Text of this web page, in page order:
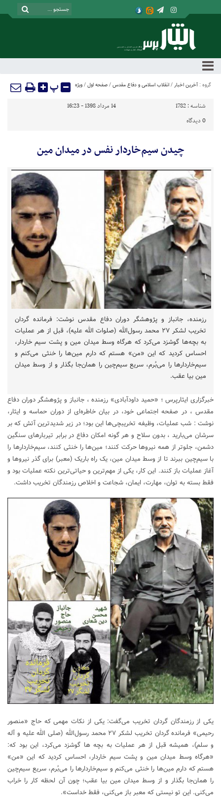
گروه : آخرین اخبار / انقلاب اسلامی و دفاع مقدس / صفحه اول / ویژه پ
شناسه : 1782
14 مرداد 1398 - 16:23
0 دیدگاه
چیدن سیم‌خاردار نفس در میدان مین
رزمنده، جانباز و پژوهشگر دوران دفاع مقدس نوشت: فرمانده گردان
تخریب لشکر ۲۷ محمد رسول‌الله (صلوات الله علیه)، قبل از هر عملیات
به بچه‌ها گوشزد می‌کرد که هرگاه وسط میدان مین و پشت سیم خاردار،
احساس کردید که این «من» هستم که دارم مین‌ها را خنثی می‌کنم و
سیم‌خاردار‌ها را می‌بُرم، سریع سیم‌چین را همان‌جا بگذار و از وسط میدان
مین بیا عقب.
خبرگزاری ایثارپرس ؛ «حمید داودآبادی» رزمنده ، جانباز و پژوهشگر دوران دفاع
مقدس ، در صفحه اجتماعی خود، در بیان خاطره‌ای از دوران حماسه و ایثار،
نوشت : شب عملیات، وظیفه تخریبچی‌ها این بود؛ در زیر شدیدترین آتش که بر
سرشان می‌بارید ، بدون سلاح و هر گونه امکان دفاع در برابر تیربارهای سنگین
دشمن، جلوتر از همه نیروها حرکت کنند؛ مین‌ها را خنثی کنند، سیم‌خاردارها را
با سیم‌چین ببرند تا از وسط میدان مین، یک راه باریک (معبر) برای گذر نیروها و
آغاز عملیات باز کنند. این کار، یکی از مهم‌ترین و حیاتی‌ترین نکته عملیات بود و
فقط بسته به توان، مهارت، ایمان، شجاعت و اخلاص رزمندگان تخریب داشت.
یکی از رزمندگان گردان تخریب می‌گفت: یکی از نکات مهمی که حاج «منصور
رحیمی» فرمانده گردان تخریب لشکر ۲۷ محمد رسول‌الله (صلی الله علیه و آله
و سلم)، همیشه قبل از هر عملیات به بچه ها گوشزد می‌کرد، این بود که:
«هرگاه وسط میدان مین و پشت سیم خاردار، احساس کردید که این «من»
هستم که دارم مین‌ها را خنثی می‌کنم و سیم‌خاردارها را می‌بُرم، سریع سیم‌چین
را همان‌جا بگذار و از وسط میدان مین بیا عقب؛ چون آن لحظه کار را خراب
می‌کنی. این تو نیستی که معبر باز می‌کنی، فقط خداست».